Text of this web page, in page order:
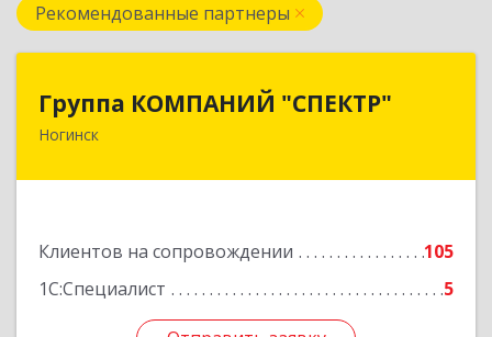
Рекомендованные партнеры
Группа КОМПАНИЙ "СПЕКТР"
Ногинск
Клиентов на сопровождении
105
1С:Специалист
5
Группа КОМПАНИЙ "СПЕКТР"
142400, Московская обл, г.о.Богородский,